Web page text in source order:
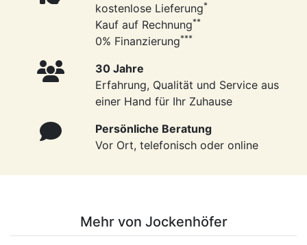
kostenlose Lieferung*
Kauf auf Rechnung**
0% Finanzierung***
30 Jahre
Erfahrung, Qualität und Service aus
einer Hand für Ihr Zuhause
Persönliche Beratung
Vor Ort, telefonisch oder online
Mehr von Jockenhöfer